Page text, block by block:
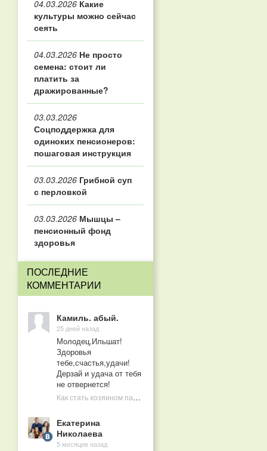
04.03.2026 Какие
культуры можно сейчас
сеять
04.03.2026 Не просто
семена: стоит ли
платить за
дражированные?
03.03.2026
Соцподдержка для
одиноких пенсионеров:
пошаговая инструкция
03.03.2026 Грибной суп
с перловкой
03.03.2026 Мышцы –
пенсионный фонд
здоровья
ПОСЛЕДНИЕ
КОММЕНТАРИИ
Камиль. абый.
25 дней назад
Молодец,Ильшат!
Здоровья
тебе,счастья,удачи!
Дерзай и удача от тебя
не отвернется!
Как стать хозяином пасеки в 10 лет
Екатерина
Николаева
5 месяцев назад